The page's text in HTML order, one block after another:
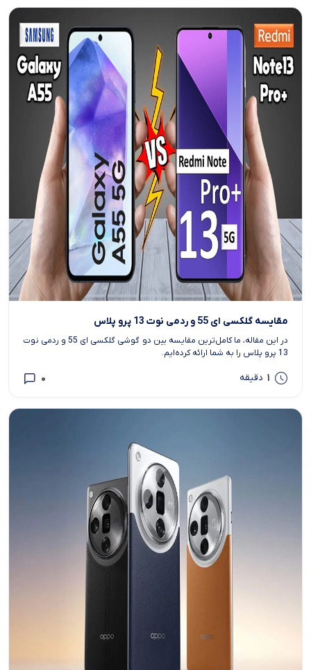
مقایسه گلکسی ای 55 و ردمی نوت 13 پرو پلاس
در این مقاله، ما کامل‌ترین مقایسه بین دو گوشی گلکسی ای 55 و ردمی نوت
13 پرو پلاس را به شما ارائه کرده‌ایم.
1 دقیقه 0